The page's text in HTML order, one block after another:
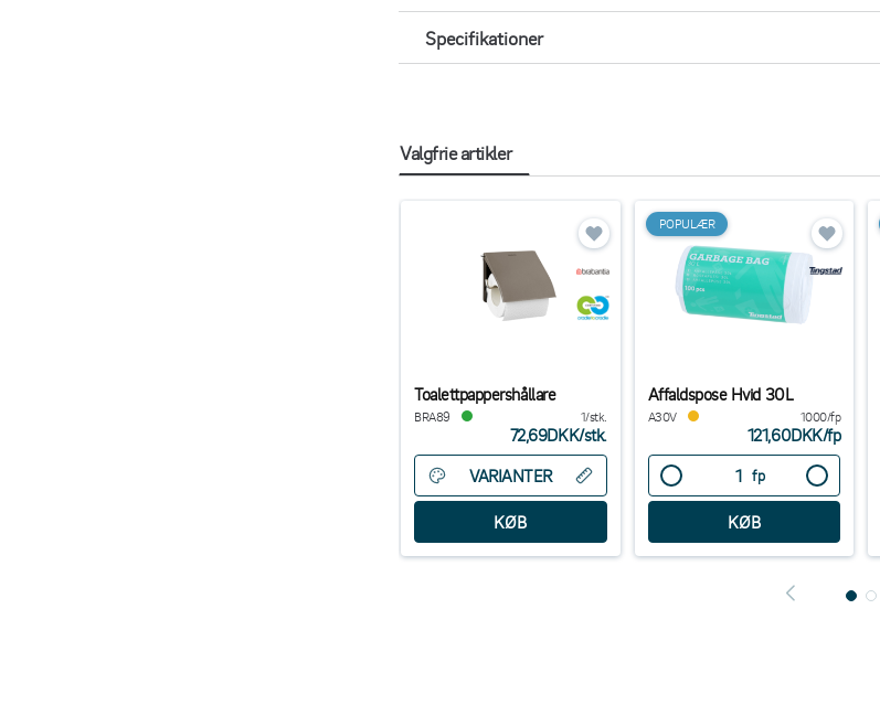
Specifikationer
Valgfrie artikler
Toalettpappershållare
BRA89 1/stk.
72,69DKK/stk.
VARIANTER
POPULÆR
Affaldspose Hvid 30L
A30V 1000/fp
121,60DKK/fp
fp